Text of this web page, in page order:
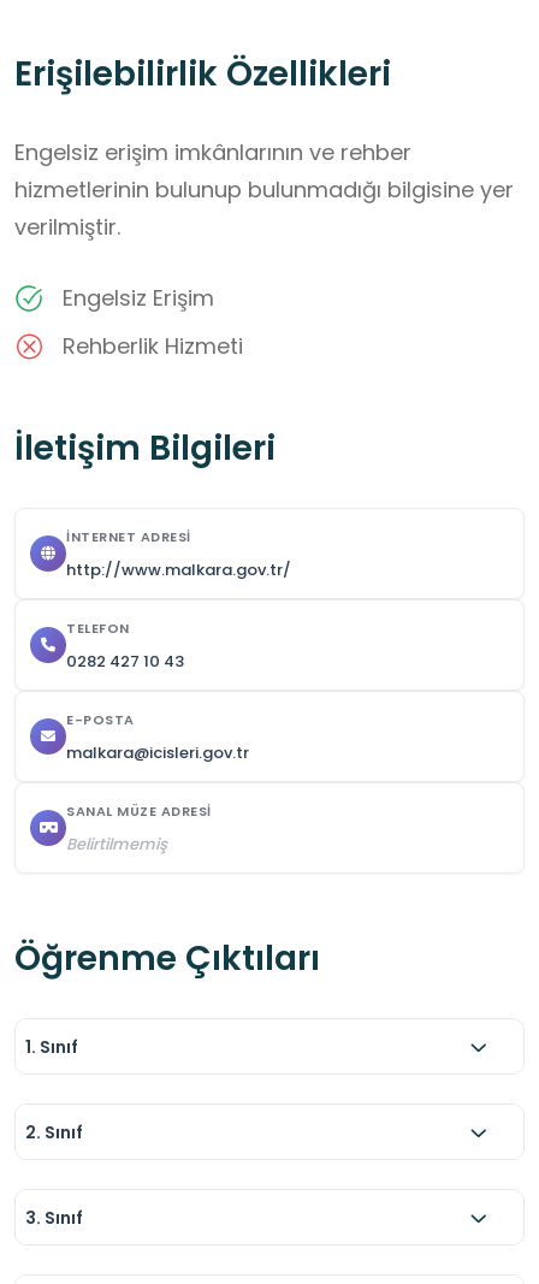
Erişilebilirlik Özellikleri
Engelsiz erişim imkânlarının ve rehber
hizmetlerinin bulunup bulunmadığı bilgisine yer
verilmiştir.
Engelsiz Erişim
Rehberlik Hizmeti
İletişim Bilgileri
İNTERNET ADRESI
http://www.malkara.gov.tr/
TELEFON
0282 427 10 43
E-POSTA
malkara@icisleri.gov.tr
SANAL MÜZE ADRESI
Belirtilmemiş
Öğrenme Çıktıları
1. Sınıf
2. Sınıf
3. Sınıf